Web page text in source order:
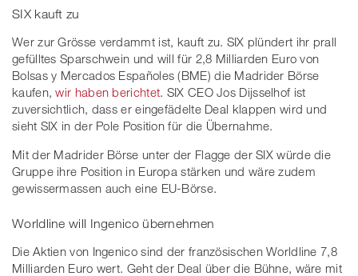
SIX kauft zu
Wer zur Grösse verdammt ist, kauft zu. SIX plündert ihr prall
gefülltes Sparschwein und will für 2,8 Milliarden Euro von
Bolsas y Mercados Españoles (BME) die Madrider Börse
kaufen,wir haben berichtet. SIX CEO Jos Dijsselhof ist
zuversichtlich, dass er eingefädelte Deal klappen wird und
sieht SIX in der Pole Position für die Übernahme.
Mit der Madrider Börse unter der Flagge der SIX würde die
Gruppe ihre Position in Europa stärken und wäre zudem
gewissermassen auch eine EU-Börse.
Worldline will Ingenico übernehmen
Die Aktien von Ingenico sind der französischen Worldline 7,8
Milliarden Euro wert. Geht der Deal über die Bühne, wäre mit